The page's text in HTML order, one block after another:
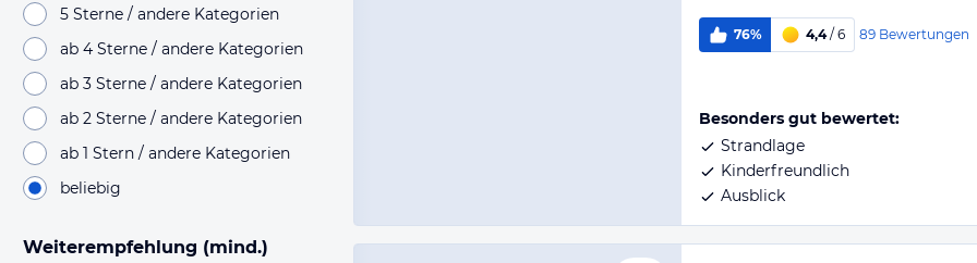
5 Sterne / andere Kategorien
ab 4 Sterne / andere Kategorien
ab 3 Sterne / andere Kategorien
ab 2 Sterne / andere Kategorien
ab 1 Stern / andere Kategorien
beliebig
Weiterempfehlung (mind.)
76% 4,4/ 6 89 Bewertungen
Besonders gut bewertet:
Strandlage
Kinderfreundlich
Ausblick